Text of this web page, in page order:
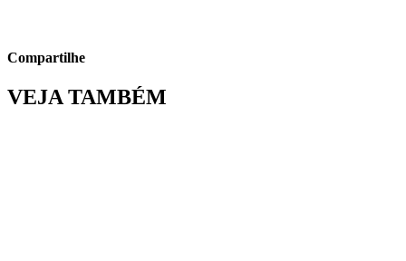
Compartilhe
VEJA TAMBÉM